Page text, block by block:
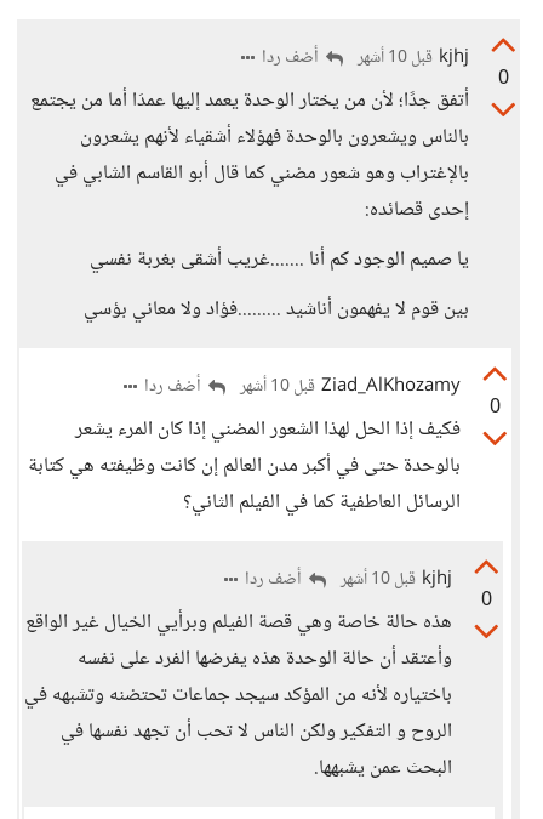
0
kjhj قبل 10 أشهر أضف ردا
أتفق جدًا؛ لأن من يختار الوحدة يعمد إليها عمدَا أما من يجتمع
بالناس ويشعرون بالوحدة فهؤلاء أشقياء لأنهم يشعرون
بالإغتراب وهو شعور مضني كما قال أبو القاسم الشابي في
إحدى قصائده:
يا صميم الوجود كم أنا .......غريب أشقى بغربة نفسي
بين قوم لا يفهمون أناشيد .........فؤاد ولا معاني بؤسي
0
Ziad_AlKhozamy قبل 10 أشهر أضف ردا
فكيف إذا الحل لهذا الشعور المضني إذا كان المرء يشعر
بالوحدة حتى في أكبر مدن العالم إن كانت وظيفته هي كتابة
الرسائل العاطفية كما في الفيلم الثاني؟
0
kjhj قبل 10 أشهر أضف ردا
هذه حالة خاصة وهي قصة الفيلم وبرأيي الخيال غير الواقع
وأعتقد أن حالة الوحدة هذه يفرضها الفرد على نفسه
باختياره لأنه من المؤكد سيجد جماعات تحتضنه وتشبهه في
الروح و التفكير ولكن الناس لا تحب أن تجهد نفسها في
البحث عمن يشبهها.